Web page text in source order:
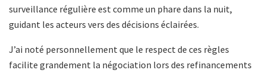
surveillance régulière est comme un phare dans la nuit,
guidant les acteurs vers des décisions éclairées.
J’ai noté personnellement que le respect de ces règles
facilite grandement la négociation lors des refinancements